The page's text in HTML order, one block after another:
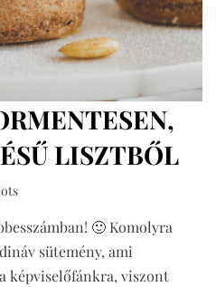
LISZTBŐL
🙂 Komolyra
sütemény, ami
képviselőfánkra, viszont